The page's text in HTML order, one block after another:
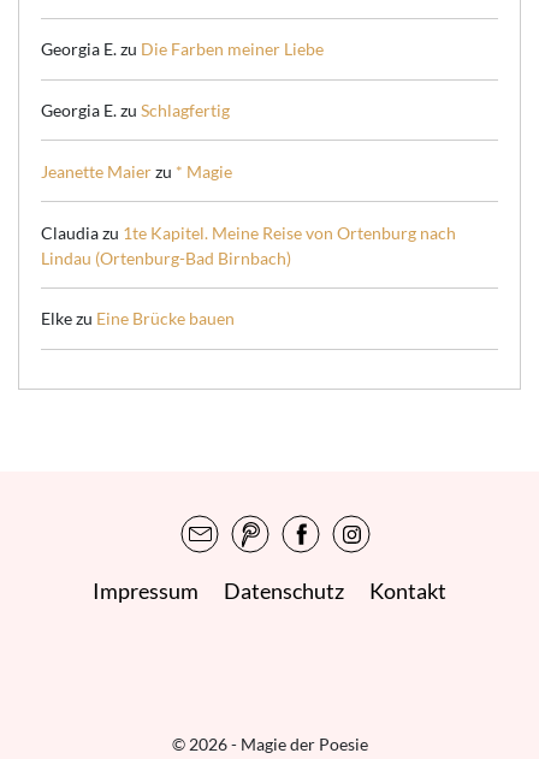
Georgia E.zu Die Farben meiner Liebe
Georgia E.zu Schlagfertig
Jeanette Maierzu * Magie
Claudiazu 1te Kapitel. Meine Reise von Ortenburg nach
Lindau (Ortenburg-Bad Birnbach)
Elkezu Eine Brücke bauen
Impressum Datenschutz Kontakt
© 2026 - Magie der Poesie